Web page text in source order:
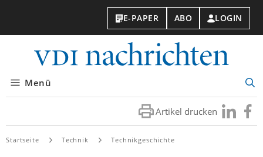
E-PAPER ABO LOGIN
Menü
Artikel drucken Besuchen
Sie
Sie
Startseite Technik Technikgeschichte